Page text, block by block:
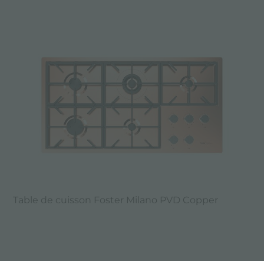
Table de cuisson Foster Milano PVD Copper